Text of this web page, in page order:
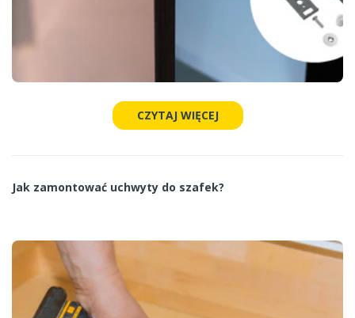
CZYTAJ WIĘCEJ
Jak zamontować uchwyty do szafek?